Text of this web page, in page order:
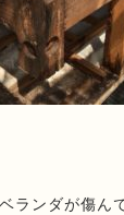
ランダが傷ん